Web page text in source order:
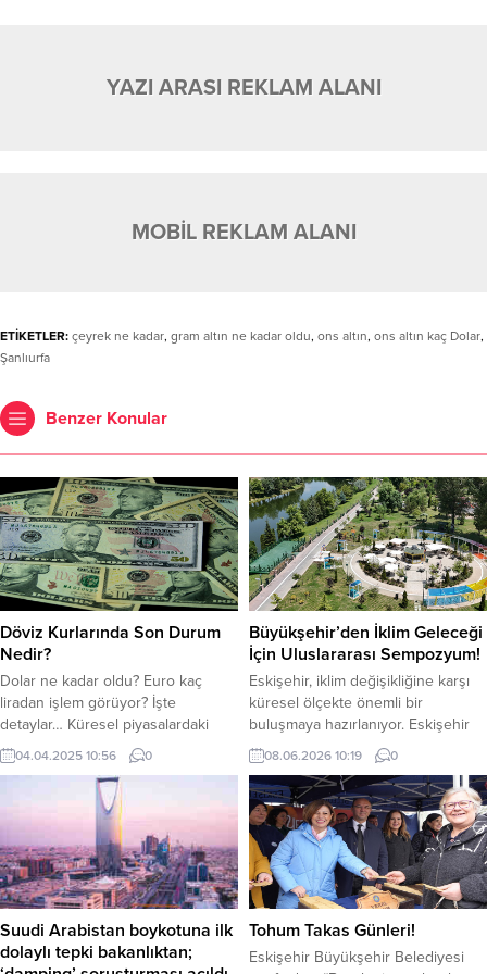
YAZI ARASI REKLAM ALANI
MOBİL REKLAM ALANI
ETİKETLER: çeyrek ne kadar, gram altın ne kadar oldu, ons altın, ons altın kaç Dolar,
Şanlıurfa
Benzer Konular
Döviz Kurlarında Son Durum
Nedir?
Dolar ne kadar oldu? Euro kaç
liradan işlem görüyor? İşte
detaylar… Küresel piyasalardaki
risklerin artması ve ticaret
savaşlarının iyice kızışmasıyla
birlikte döviz kurlarının yukarı yönlü
hareket etmesine neden oluyor.
Döviz kurları uluslararası alandaki
gelişmelerin etkisiyle yükselişini
sürdürüyor. Dolar saat 10.55
itibariyle 38.01 TL’den, Euro ise
41.94 TL’den işlem görüyor.
Euro/Dolar...
04.04.2025 10:56 0
Büyükşehir’den İklim Geleceği
İçin Uluslararası Sempozyum!
Eskişehir, iklim değişikliğine karşı
küresel ölçekte önemli bir
buluşmaya hazırlanıyor. Eskişehir
Büyükşehir Belediyesi tarafından
düzenlenecek Uluslararası
Eskişehir İklim ve Çevre
Sempozyumu’nda, farklı ülkelerden
uzmanlar sürdürülebilir gelecek
için çözüm önerilerini ele alacak.
Küresel iklim krizine karşı bilimsel
iş birliği ve sürdürülebilir gelecek
hedefiyle düzenlenecek
Uluslararası Eskişehir İklim ve
Çevre Sempozyumu, 11-12...
08.06.2026 10:19 0
Suudi Arabistan boykotuna ilk
dolaylı tepki bakanlıktan;
Tohum Takas Günleri!
Eskişehir Büyükşehir Belediyesi